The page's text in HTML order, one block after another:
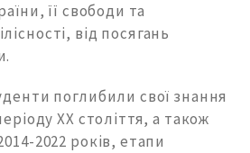
її свободи та
від посягань
поглибили свої знання
ХХ століття, а також
2022 років, етапи